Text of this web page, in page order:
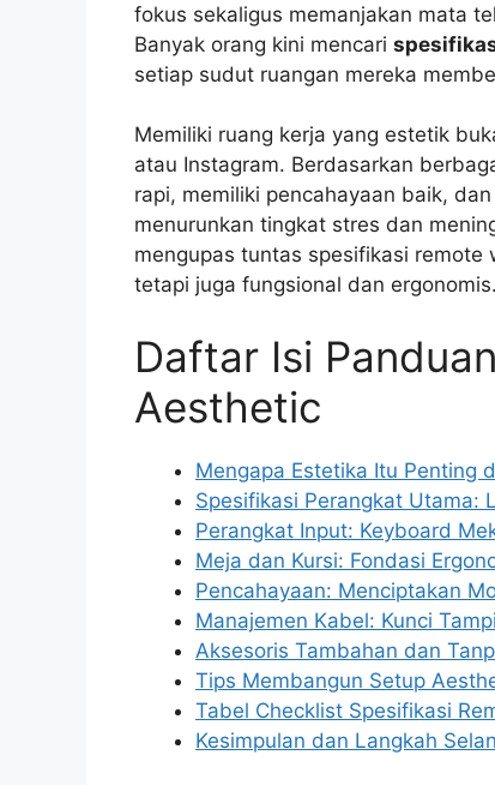
fokus sekaligus memanjakan mata
Banyak orang kini mencari
setiap sudut ruangan mereka
Memiliki ruang kerja yang estetik
atau Instagram. Berdasarkan
rapi, memiliki pencahayaan baik,
menurunkan tingkat stres dan
mengupas tuntas spesifikasi
tetapi juga fungsional dan ergonomis.
Daftar Isi
Aesthetic
Mengapa Estetika Itu Penting
Spesifikasi Perangkat Utama:
Perangkat Input: Keyboard
Meja dan Kursi: Fondasi
Pencahayaan: Menciptakan
Manajemen Kabel: Kunci
Aksesoris Tambahan dan
Tips Membangun Setup
Tabel Checklist Spesifikasi
Kesimpulan dan Langkah